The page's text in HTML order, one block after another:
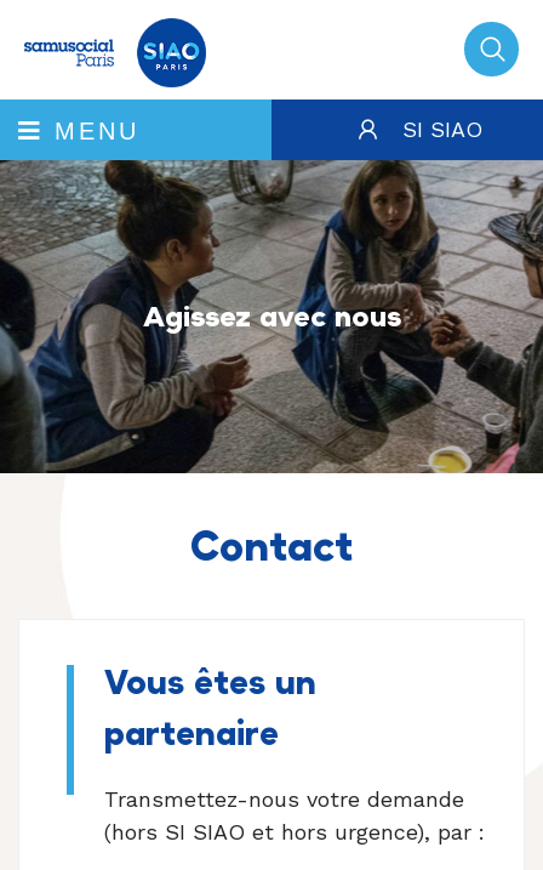
MENU SI SIAO
Agissez avec nous
Contact
Vous êtes un
partenaire
Transmettez-nous votre demande
(hors SI SIAO et hors urgence), par :